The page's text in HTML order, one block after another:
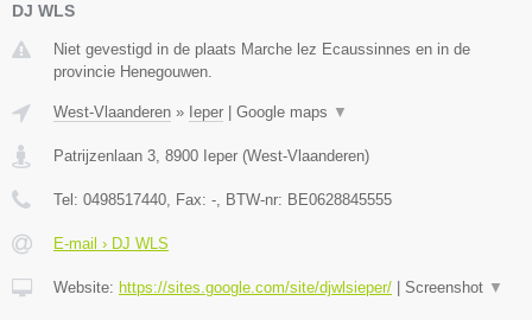
DJ WLS
Niet gevestigd in de plaats Marche lez Ecaussinnes en in de
provincie Henegouwen.
West-Vlaanderen » Ieper Google maps ▼
Patrijzenlaan 3, 8900 Ieper (West-Vlaanderen)
Tel: 0498517440, Fax: -, BTW-nr: BE0628845555
E-mail › DJ WLS
Website: https://sites.google.com/site/djwlsieper/ Screenshot ▼